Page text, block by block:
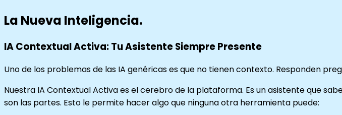
La Nueva Inteligencia.
IA Contextual Activa: Tu Asistente Siempre Presente
Uno de los problemas de las IA genéricas es que no tienen contexto. Responden
Nuestra IA Contextual Activa es el cerebro de la plataforma. Es un asistente que
son las partes. Esto le permite hacer algo que ninguna otra herramienta puede: